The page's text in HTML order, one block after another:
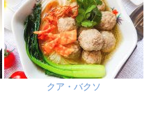
クア・バクソ